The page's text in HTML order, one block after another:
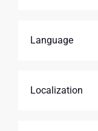
Language
Localization